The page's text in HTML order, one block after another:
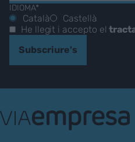
IDIOMA*
Català
Castellà
He llegit i accepto el
Subscriure's